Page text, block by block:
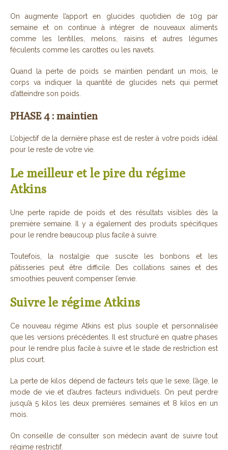
On augmente l’apport en glucides quotidien de 10g par
semaine et on continue à intégrer de nouveaux aliments
comme les lentilles, melons, raisins et autres légumes
féculents comme les carottes ou les navets.
Quand la perte de poids se maintien pendant un mois, le
corps va indiquer la quantité de glucides nets qui permet
d’atteindre son poids.
PHASE 4 : maintien
L’objectif de la dernière phase est de rester à votre poids idéal
pour le reste de votre vie.
Le meilleur et le pire du régime
Atkins
Une perte rapide de poids et des résultats visibles dès la
première semaine. Il y a également des produits spécifiques
pour le rendre beaucoup plus facile à suivre.
Toutefois, la nostalgie que suscite les bonbons et les
pâtisseries peut être difficile. Des collations saines et des
smoothies peuvent compenser l’envie.
Suivre le régime Atkins
Ce nouveau régime Atkins est plus souple et personnalisée
que les versions précédentes. Il est structuré en quatre phases
pour le rendre plus facile à suivre et le stade de restriction est
plus court.
La perte de kilos dépend de facteurs tels que le sexe, l’âge, le
mode de vie et d’autres facteurs individuels. On peut perdre
jusqu’à 5 kilos les deux premières semaines et 8 kilos en un
mois.
On conseille de consulter son médecin avant de suivre tout
régime restrictif.